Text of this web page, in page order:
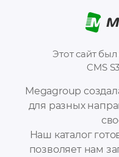
Megagroup
для разных
Наш каталог
позволяет нам
Этот сайт
CMS